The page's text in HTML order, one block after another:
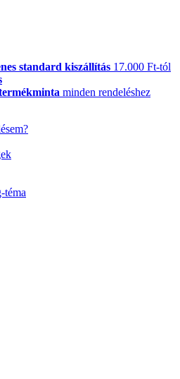
standard kiszállítás 17.000 Ft-tól
minden rendeléshez
téma